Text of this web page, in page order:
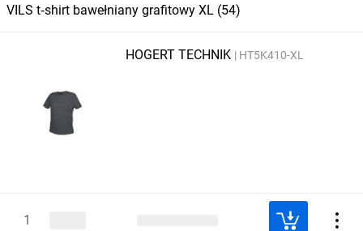
VILS t‑shirt bawełniany grafitowy XL (54)
HOGERT TECHNIK HT5K410-XL